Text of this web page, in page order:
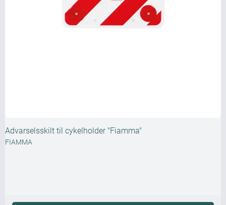
Advarselsskilt til cykelholder "Fiamma"
FIAMMA